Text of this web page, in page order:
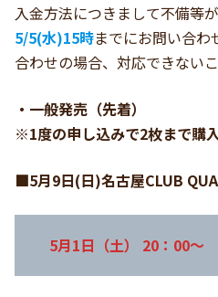
入金方法につきまして不備等
5/5(水)15時までにお問い合
合わせの場合、対応できない
・一般発売（先着）
※1度の申し込みで2枚まで購
■5月9日(日)名古屋CLUB
5月1日（土） 20：00～